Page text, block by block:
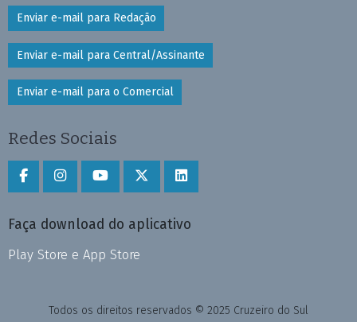
Enviar e-mail para Redação
Enviar e-mail para Central/Assinante
Enviar e-mail para o Comercial
Redes Sociais
Faça download do aplicativo
Play Store e App Store
Todos os direitos reservados © 2025 Cruzeiro do Sul